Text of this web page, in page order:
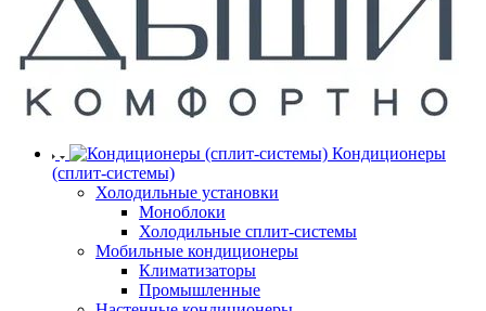
Кондиционеры
(сплит-системы)
Холодильные установки
Моноблоки
Холодильные сплит-системы
Мобильные кондиционеры
Климатизаторы
Промышленные